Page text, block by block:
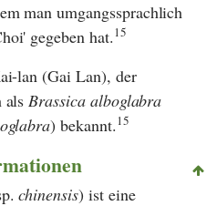
man umgangssprachlich
gegeben hat.15
lan (Gai Lan), der
alsBrassica alboglabra
) bekannt.15
chinensis) ist eine